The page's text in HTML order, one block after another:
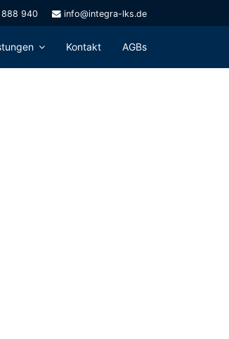
940 info@integra-lks.de
Kontakt AGBs